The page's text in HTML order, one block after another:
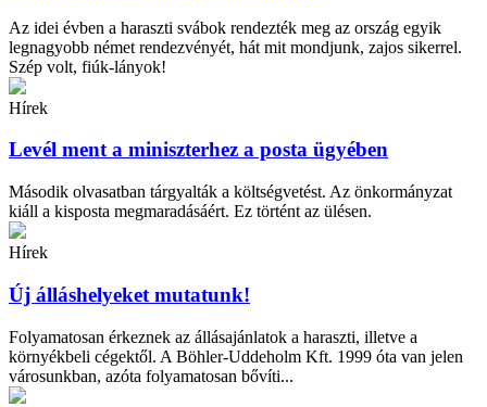
Az idei évben a haraszti svábok rendezték meg az ország egyik
legnagyobb német rendezvényét, hát mit mondjunk, zajos sikerrel.
Szép volt, fiúk-lányok!
Hírek
Levél ment a miniszterhez a posta ügyében
Második olvasatban tárgyalták a költségvetést. Az önkormányzat
kiáll a kisposta megmaradásáért. Ez történt az ülésen.
Hírek
Új álláshelyeket mutatunk!
Folyamatosan érkeznek az állásajánlatok a haraszti, illetve a
környékbeli cégektől. A Böhler-Uddeholm Kft. 1999 óta van jelen
városunkban, azóta folyamatosan bővíti...